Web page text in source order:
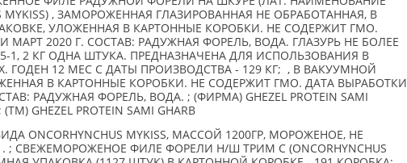
MYKISS) , ЗАМОРОЖЕННАЯ ГЛАЗИРОВАННАЯ НЕ ОБРАБОТАННАЯ, В
УЛОЖЕННАЯ В КАРТОННЫЕ КОРОБКИ. НЕ СОДЕРЖИТ ГМО.
МАРТ 2020 Г. СОСТАВ: РАДУЖНАЯ ФОРЕЛЬ, ВОДА. ГЛАЗУРЬ НЕ БОЛЕЕ
5-1, 2 КГ ОДНА ШТУКА. ПРЕДНАЗНАЧЕНА ДЛЯ ИСПОЛЬЗОВАНИЯ В
ГОДЕН 12 МЕС С ДАТЫ ПРОИЗВОДСТВА - 129 КГ; , В ВАКУУМНОЙ
В КАРТОННЫЕ КОРОБКИ. НЕ СОДЕРЖИТ ГМО. ДАТА ВЫРАБОТКИ
РАДУЖНАЯ ФОРЕЛЬ, ВОДА. ; (ФИРМА) GHEZEL PROTEIN SAMI
GHEZEL PROTEIN SAMI GHARB
ONCORHYNCHUS MYKISS, МАССОЙ 1200ГР, МОРОЖЕНОЕ, НЕ
; СВЕЖЕМОРОЖЕНОЕ ФИЛЕ ФОРЕЛИ Н/Ш ТРИМ С (ONCORHYNCHUS